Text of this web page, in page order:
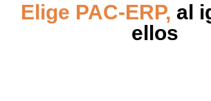
Elige PAC-ERP, al
ellos